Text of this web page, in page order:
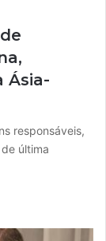
Ásia-
responsáveis,
última